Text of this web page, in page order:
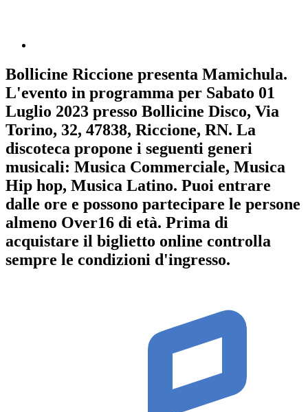
Bollicine Riccione presenta Mamichula.
L'evento in programma per Sabato 01
Luglio 2023 presso Bollicine Disco, Via
Torino, 32, 47838, Riccione, RN. La
discoteca propone i seguenti generi
musicali: Musica Commerciale, Musica
Hip hop, Musica Latino. Puoi entrare
dalle ore e possono partecipare le persone
almeno Over16 di età. Prima di
acquistare il biglietto online controlla
sempre le condizioni d'ingresso.